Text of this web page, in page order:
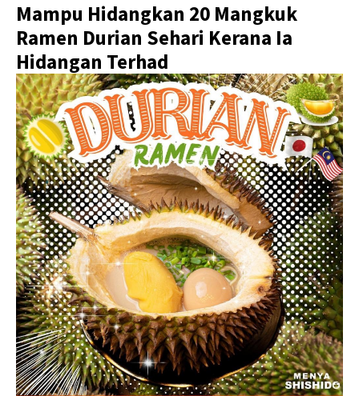
Mampu Hidangkan 20 Mangkuk
Ramen Durian Sehari Kerana Ia
Hidangan Terhad